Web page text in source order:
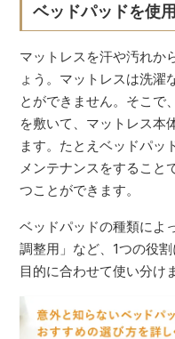
ベッドパッドを使
マットレスを汗や汚れか
ょう。マットレスは洗濯
とができません。そこで
を敷いて、マットレス本
ます。たとえベッドパッ
メンテナンスをすること
つことができます。
ベッドパッドの種類によ
調整用」など、1つの役
目的に合わせて使い分け